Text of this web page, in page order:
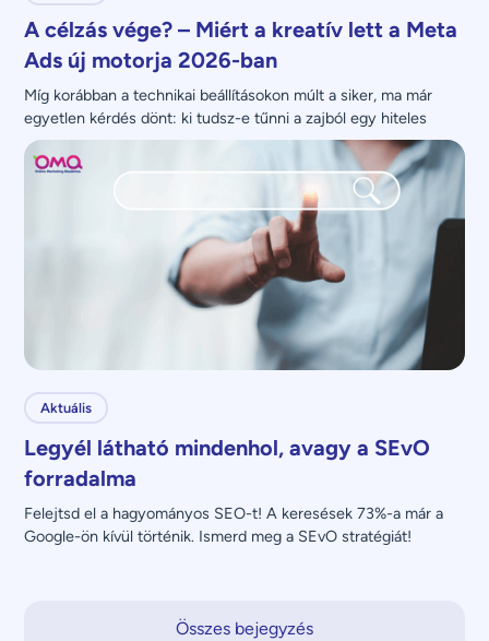
A célzás vége? – Miért a kreatív lett a Meta
Ads új motorja 2026-ban
Míg korábban a technikai beállításokon múlt a siker, ma már
egyetlen kérdés dönt: ki tudsz-e tűnni a zajból egy hiteles
üzenettel?
Aktuális
Legyél látható mindenhol, avagy a SEvO
forradalma
Felejtsd el a hagyományos SEO-t! A keresések 73%-a már a
Google-ön kívül történik. Ismerd meg a SEvO stratégiát!
Összes bejegyzés